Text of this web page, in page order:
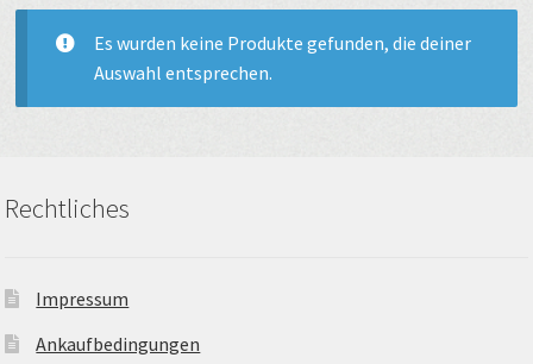
Es wurden keine Produkte gefunden, die deiner
Auswahl entsprechen.
Rechtliches
Impressum
Ankaufbedingungen